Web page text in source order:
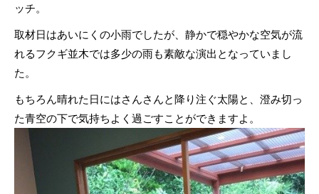
ッチ。
取材日はあいにくの小雨でしたが、静かで穏やかな空気が流
れるフクギ並木では多少の雨も素敵な演出となっていまし
た。
もちろん晴れた日にはさんさんと降り注ぐ太陽と、澄み切っ
た青空の下で気持ちよく過ごすことができますよ。